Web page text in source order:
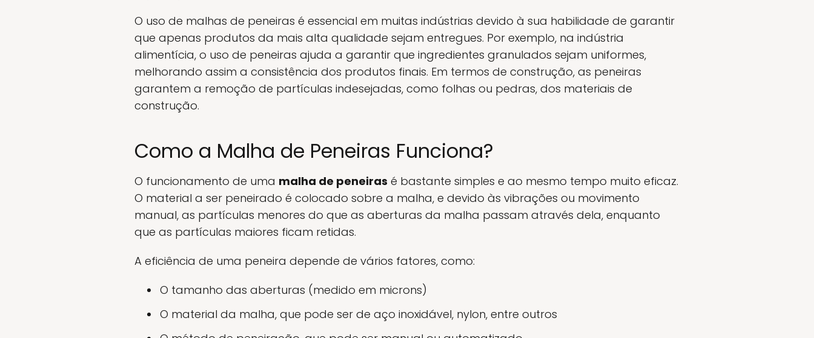
O uso de malhas de peneiras é essencial em muitas indústrias devido à sua habilidade de garantir
que apenas produtos da mais alta qualidade sejam entregues. Por exemplo, na indústria
alimentícia, o uso de peneiras ajuda a garantir que ingredientes granulados sejam uniformes,
melhorando assim a consistência dos produtos finais. Em termos de construção, as peneiras
garantem a remoção de partículas indesejadas, como folhas ou pedras, dos materiais de
construção.
Como a Malha de Peneiras Funciona?
O funcionamento de uma malha de peneiras é bastante simples e ao mesmo tempo muito eficaz.
O material a ser peneirado é colocado sobre a malha, e devido às vibrações ou movimento
manual, as partículas menores do que as aberturas da malha passam através dela, enquanto
que as partículas maiores ficam retidas.
A eficiência de uma peneira depende de vários fatores, como:
O tamanho das aberturas (medido em microns)
O material da malha, que pode ser de aço inoxidável, nylon, entre outros